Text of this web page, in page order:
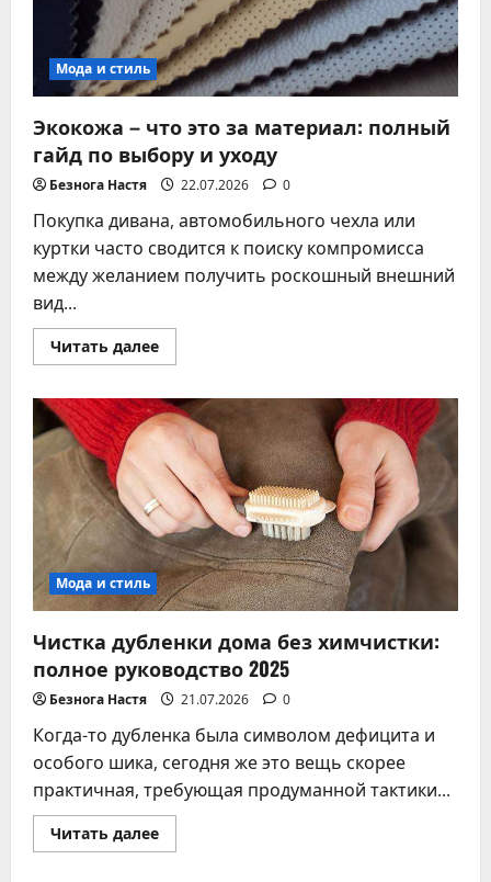
Мода и стиль
Экокожа – что это за материал: полный
гайд по выбору и уходу
Безнога Настя 22.07.2026 0
Покупка дивана, автомобильного чехла или
куртки часто сводится к поиску компромисса
между желанием получить роскошный внешний
вид...
Читать далееПрочитать
больше
–
что
это
за
материал:
полный
гайд
по
выбору
и
уходу
Мода и стиль
Чистка дубленки дома без химчистки:
полное руководство 2025
Безнога Настя 21.07.2026 0
Когда-то дубленка была символом дефицита и
особого шика, сегодня же это вещь скорее
практичная, требующая продуманной тактики...
Читать далееПрочитать
больше